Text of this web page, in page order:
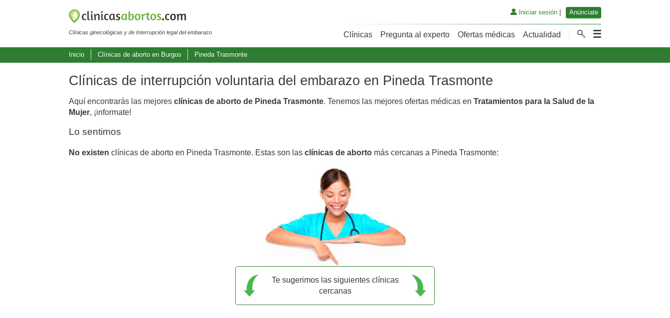
Clínicas ginecológicas y de Interrupción legal del embarazo
Iniciar sesión| Anúnciate
Clínicas Pregunta al experto Ofertas médicas Actualidad
Inicio Clínicas de aborto en Burgos Pineda Trasmonte
Clínicas de interrupción voluntaria del embarazo en Pineda Trasmonte
Aquí encontrarás las mejores clínicas de aborto de Pineda Trasmonte. Tenemos las mejores ofertas médicas en Tratamientos para la Salud de la
Mujer, ¡informate!
Lo sentimos
No existen clínicas de aborto en Pineda Trasmonte. Estas son las clínicas de aborto más cercanas a Pineda Trasmonte:
Te sugerimos las siguientes clínicas
cercanas